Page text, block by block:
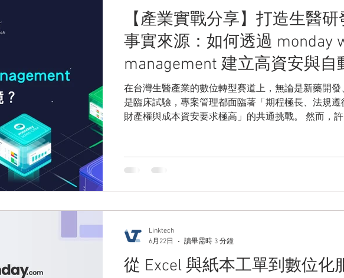
【產業實戰分享】打造生醫
事實來源：如何透過 monday
management 建立高資安與自
環境？
在台灣生醫產業的數位轉型賽道上，無論是新藥開發
是臨床試驗，專案管理都面臨著「期程極長、法規遵
財產權與成本資安要求極高」的共通挑戰。 然而，許多擁有頂尖技
的資訊準備時間，更讓關鍵進度與核心機密暴露在
外洩的風險之中。
從 Excel 與紙本工單到數位化
Linktech
6月22日
讀畢需時 3 分鐘